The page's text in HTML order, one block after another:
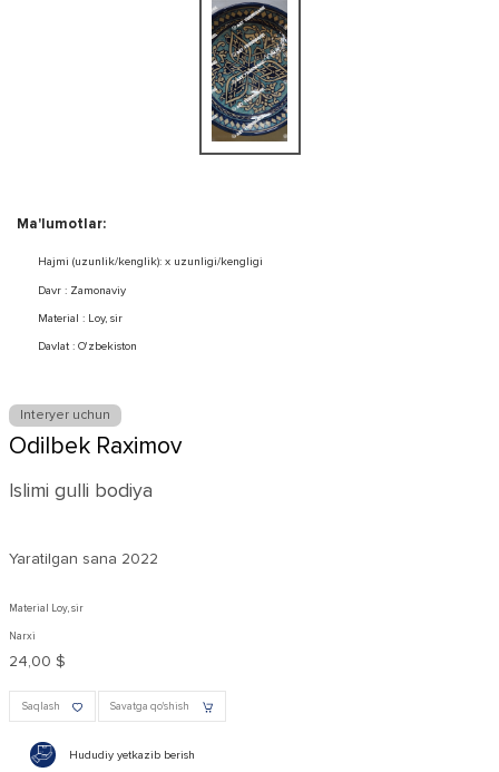
Ma'lumotlar:
Hajmi (uzunlik/kenglik): x uzunligi/kengligi
Davr : Zamonaviy
Material : Loy, sir
Davlat : O'zbekiston
Interyer uchun
Odilbek Raximov
Islimi gulli bodiya
Yaratilgan sana 2022
Material Loy, sir
Narxi
24,00 $
Saqlash Savatga qo'shish
Hududiy yetkazib berish